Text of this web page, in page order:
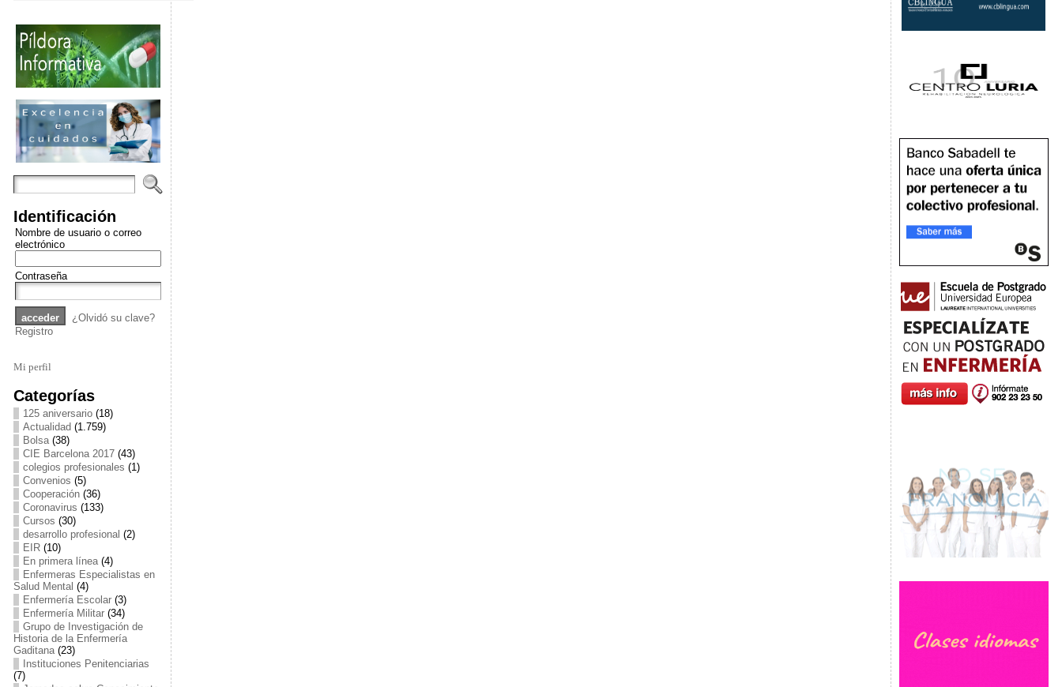
Identificación
Nombre de usuario o correo
electrónico
Contraseña
¿Olvidó su clave?
Registro
Mi perfil
Categorías
125 aniversario(18)
Actualidad (1.759)
Bolsa(38)
CIE Barcelona 2017(43)
colegios profesionales (1)
Convenios (5)
Cooperación(36)
Coronavirus (133)
Cursos (30)
desarrollo profesional (2)
EIR(10)
En primera línea(4)
Enfermeras Especialistas en
Salud Mental (4)
Enfermería Escolar(3)
Enfermería Militar(34)
Grupo de Investigación de
Historia de la Enfermería
Gaditana(23)
Instituciones Penitenciarias
(7)